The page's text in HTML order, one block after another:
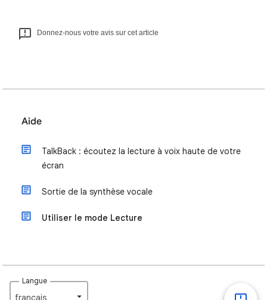
Donnez-nous votre avis sur cet article
Aide
TalkBack : écoutez la lecture à voix haute de votre
écran
Sortie de la synthèse vocale
Utiliser le mode Lecture
Langue
français‎